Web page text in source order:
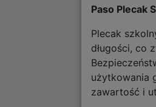
Paso Plecak
Plecak
długości, co
użytkowania
zawartość i